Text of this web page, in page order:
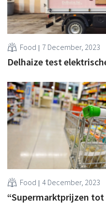
Food 7 December, 2023
Delhaize test
Food 4 December, 2023
“Supermarktprijzen tot